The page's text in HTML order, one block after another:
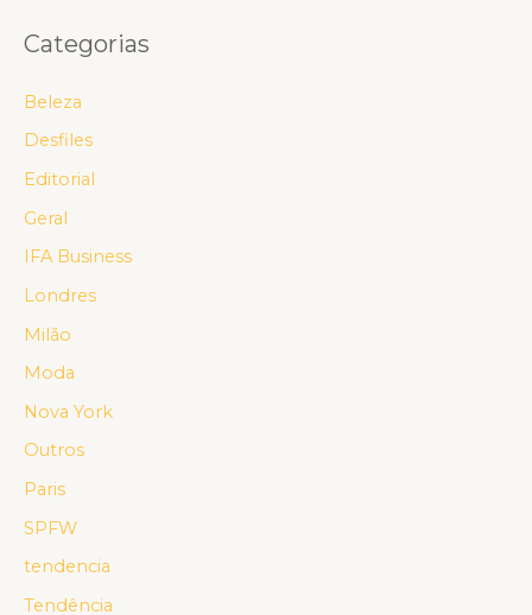
Categorias
Beleza
Desfiles
Editorial
Geral
IFA Business
Londres
Milão
Moda
Nova York
Outros
Paris
SPFW
tendencia
Tendência